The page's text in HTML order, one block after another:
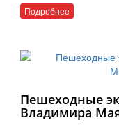
Подробнее
Пешеходные
Владимира